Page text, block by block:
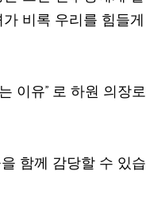
비록 우리를 힘들게
이유” 로 하원 의장로
함께 감당할 수 있습